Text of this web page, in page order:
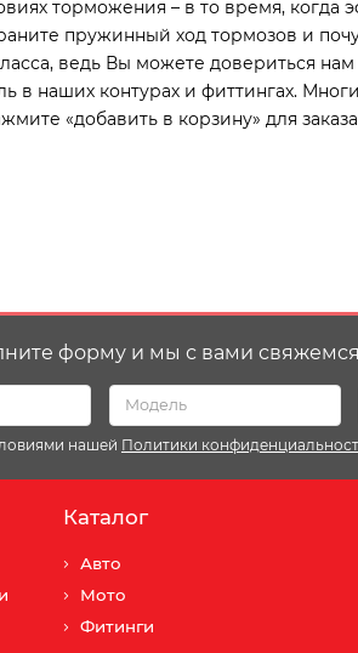
торможения – в то время, когда
пружинный ход тормозов и
ведь Вы можете довериться
наших контурах и фиттингах.
«добавить в корзину» для
форму и мы с вами
нашей Политики
Каталог
Авто
Мото
Фитинги